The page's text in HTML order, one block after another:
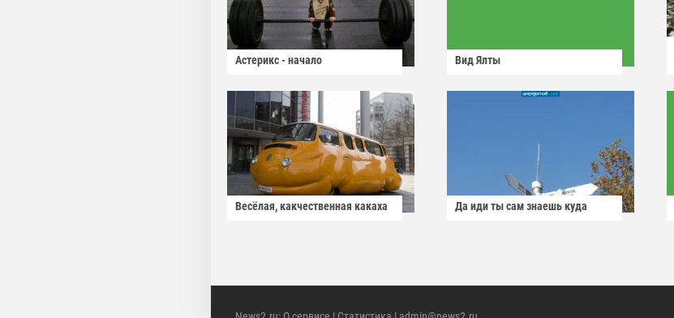
Астерикс - начало Вид Ялты
Весёлая, какчественная какаха Да иди ты сам знаешь куда